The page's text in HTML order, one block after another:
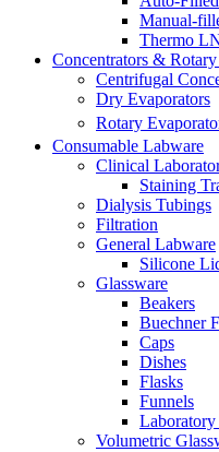
Manual-
Thermo
Concentrators &
Centrifugal
Dry Evaporators
Rotary
Consumable Labware
Clinical
Staining
Dialysis Tubings
Filtration
General Labware
Silicone
Glassware
Beakers
Buechner
Caps
Dishes
Flasks
Funnels
Volumetric